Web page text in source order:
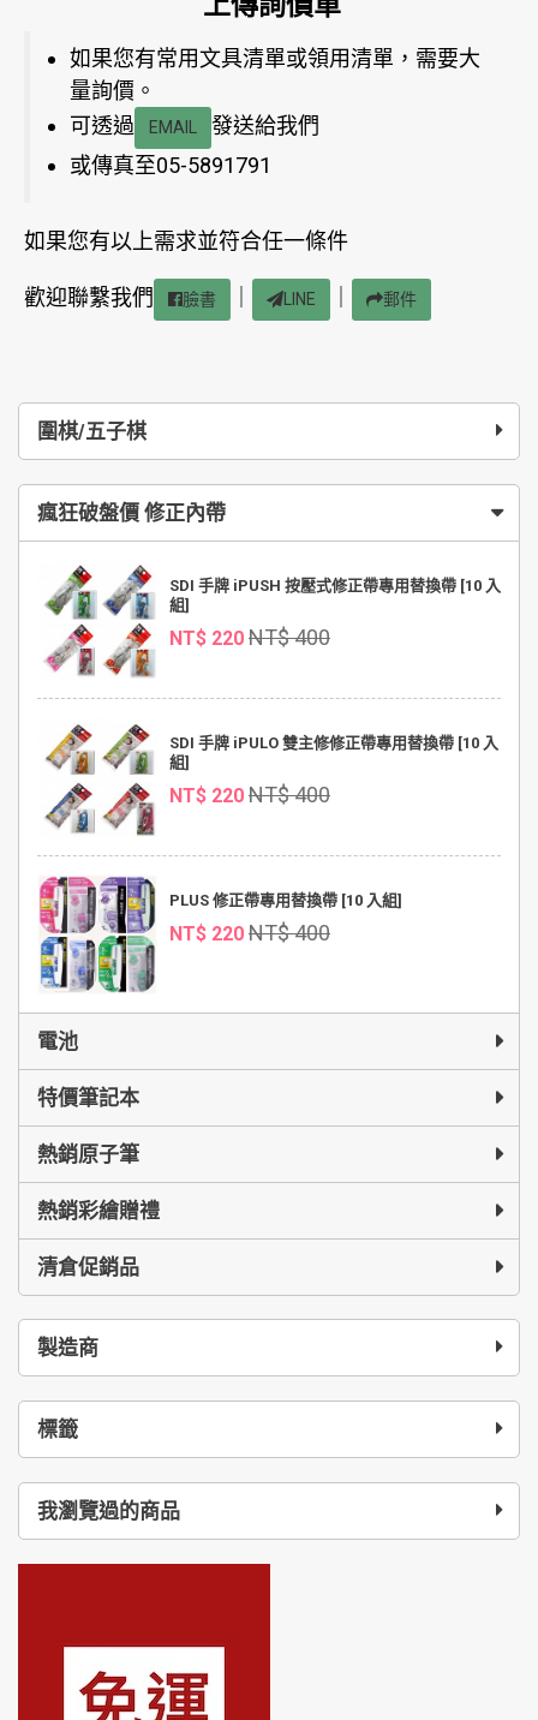
圍棋/五子棋
瘋狂破盤價 修正內帶
SDI 手牌 iPUSH 按壓式修正帶專用替換帶 [10 入
組]
NT$ 220 NT$ 400
SDI 手牌 iPULO 雙主修修正帶專用替換帶 [10 入
組]
NT$ 220 NT$ 400
PLUS 修正帶專用替換帶 [10 入組]
NT$ 220 NT$ 400
電池
特價筆記本
熱銷原子筆
熱銷彩繪贈禮
清倉促銷品
製造商
標籤
我瀏覽過的商品
如果您有常用文具清單或領用清單，需要大
量詢價。
可透過
EMAIL
發送給我們
或傳真至05-5891791
如果您有以上需求並符合任一條件
歡迎聯繫我們 臉書 LINE 郵件